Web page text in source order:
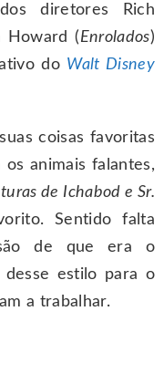
diretores Rich
Howard (Enrolados)
do Walt Disney
coisas favoritas
animais falantes,
de Ichabod e Sr.
Sentido falta
de que era o
estilo para o
a trabalhar.